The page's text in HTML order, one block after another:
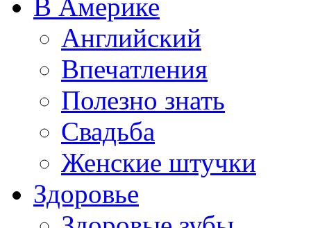
В Америке
Английский
Впечатления
Полезно знать
Свадьба
Женские штучки
Здоровье